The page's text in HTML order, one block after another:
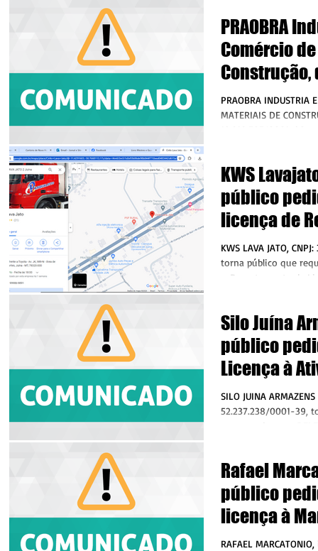
PRAOBRA
Comércio
Construção,
torna
licença à
PRAOBRA INDUSTRIA
MATERIAIS DE
KWS
público
licença de
do Cirilo
Juína MT
KWS LAVA JATO,
torna público que
– Departamento de
Silo Juína
público
Licença à
Pós
rações
SILO JUINA ARMAZENS
52.237.238/0001-39,
Rafael
público
licença à
Florestal na
RAFAEL